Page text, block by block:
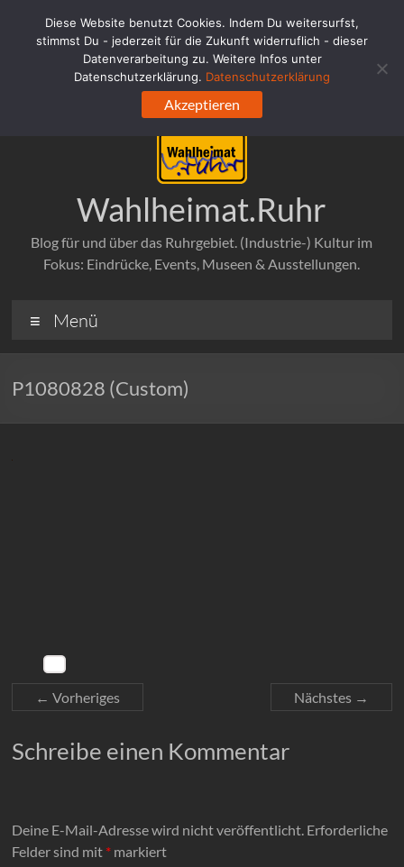
springen
Wahlheimat.Ruhr
Blog für und über das Ruhrgebiet. (Industrie-) Kultur im
Fokus: Eindrücke, Events, Museen & Ausstellungen.
Menü
P1080828 (Custom)
← Vorheriges Nächstes →
Schreibe einen Kommentar
Deine E-Mail-Adresse wird nicht veröffentlicht. Erforderliche
Felder sind mit * markiert
Diese Website benutzt Cookies. Indem Du weitersurfst,
stimmst Du - jederzeit für die Zukunft widerruflich - dieser
Datenverarbeitung zu. Weitere Infos unter
Datenschutzerklärung. Datenschutzerklärung
Akzeptieren